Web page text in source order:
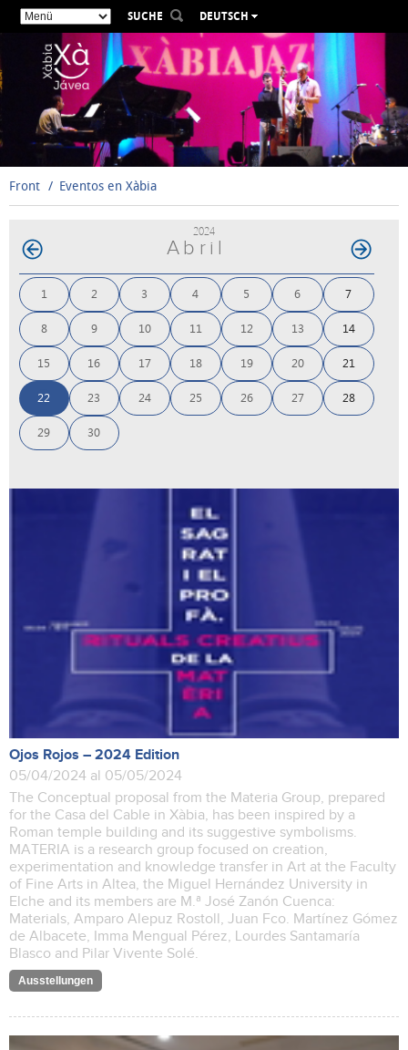
SUCHE
DEUTSCH
ESPAÑOL
VALENCIÀ
FRANÇAIS
РУССКИЙ
Front Eventos en Xàbia
2024
Abril
1 2 3 4 5 6 7
8 9 10 11 12 13 14
15 16 17 18 19 20 21
22 23 24 25 26 27 28
29 30
Ojos Rojos – 2024 Edition
05/04/2024 al 05/05/2024
The Conceptual proposal from the Materia Group, prepared
for the Casa del Cable in Xàbia, has been inspired by a
Roman temple building and its suggestive symbolisms.
MATERIA is a research group focused on creation,
experimentation and knowledge transfer in Art at the Faculty
of Fine Arts in Altea, the Miguel Hernández University in
Elche and its members are M.ª José Zanón Cuenca:
Materials, Amparo Alepuz Rostoll, Juan Fco. Martínez Gómez
de Albacete, Imma Mengual Pérez, Lourdes Santamaría
Blasco and Pilar Vivente Solé.
Ausstellungen